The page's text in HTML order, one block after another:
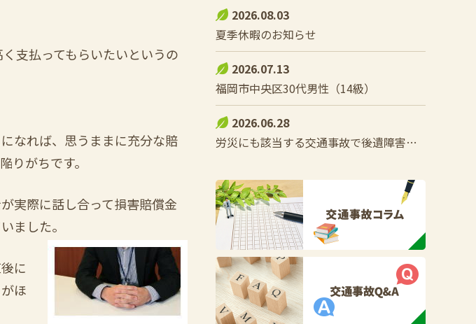
支払ってもらいたいというの
なれば、思うままに充分な賠
陥りがちです。
実際に話し合って損害賠償金
ました。
に
ほ
2026.08.03
夏季休暇のお知らせ
2026.07.13
福岡市中央区30代男性（14級）
2026.06.28
労災にも該当する交通事故で後遺障害をこうむった際の控除調整とは？